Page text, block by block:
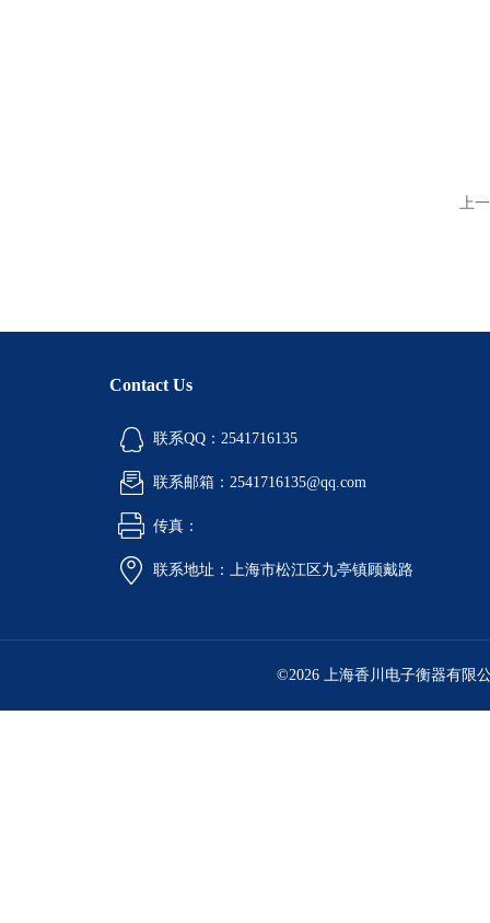
上
Contact Us
联系QQ：2541716135
联系邮箱：2541716135@qq.com
传真：
联系地址：上海市松江区九亭镇顾戴路
©2026 上海香川电子衡器有限